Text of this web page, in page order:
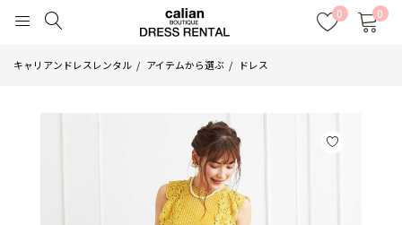
0 0
キャリアンドレスレンタル アイテムから選ぶ ドレス